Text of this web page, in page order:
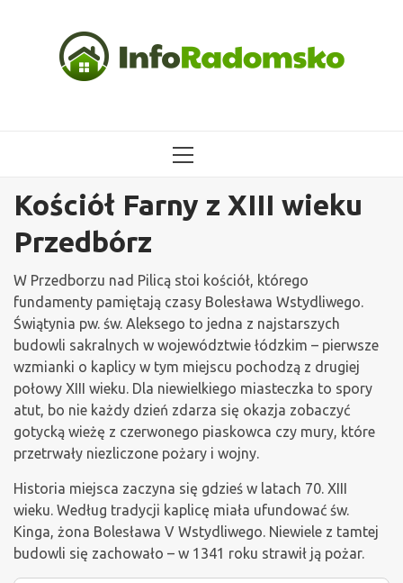
MENU
Kościół Farny z XIII wieku
Przedbórz
W Przedborzu nad Pilicą stoi kościół, którego
fundamenty pamiętają czasy Bolesława Wstydliwego.
Świątynia pw. św. Aleksego to jedna z najstarszych
budowli sakralnych w województwie łódzkim – pierwsze
wzmianki o kaplicy w tym miejscu pochodzą z drugiej
połowy XIII wieku. Dla niewielkiego miasteczka to spory
atut, bo nie każdy dzień zdarza się okazja zobaczyć
gotycką wieżę z czerwonego piaskowca czy mury, które
przetrwały niezliczone pożary i wojny.
Historia miejsca zaczyna się gdzieś w latach 70. XIII
wieku. Według tradycji kaplicę miała ufundować św.
Kinga, żona Bolesława V Wstydliwego. Niewiele z tamtej
budowli się zachowało – w 1341 roku strawił ją pożar.